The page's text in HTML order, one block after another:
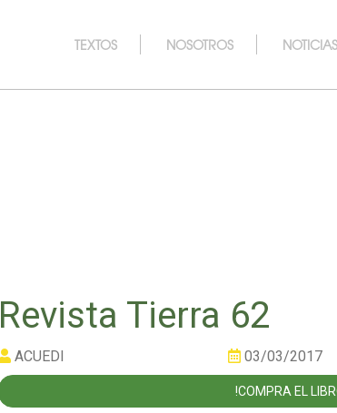
TEXTOS NOSOTROS NOTICIAS
Revista Tierra 62
ACUEDI 03/03/2017
!COMPRA EL